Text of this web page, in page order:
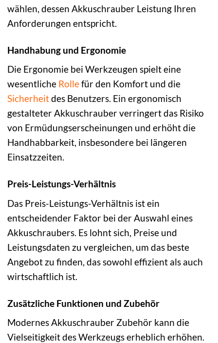
wählen, dessen Akkuschrauber Leistung Ihren
Anforderungen entspricht.
Handhabung und Ergonomie
Die Ergonomie bei Werkzeugen spielt eine
wesentliche Rollefür den Komfort und die
Sicherheitdes Benutzers. Ein ergonomisch
gestalteter Akkuschrauber verringert das Risiko
von Ermüdungserscheinungen und erhöht die
Handhabbarkeit, insbesondere bei längeren
Einsatzzeiten.
Preis-Leistungs-Verhältnis
Das Preis-Leistungs-Verhältnis ist ein
entscheidender Faktor bei der Auswahl eines
Akkuschraubers. Es lohnt sich, Preise und
Leistungsdaten zu vergleichen, um das beste
Angebot zu finden, das sowohl effizient als auch
wirtschaftlich ist.
Zusätzliche Funktionen und Zubehör
Modernes Akkuschrauber Zubehör kann die
Vielseitigkeit des Werkzeugs erheblich erhöhen.